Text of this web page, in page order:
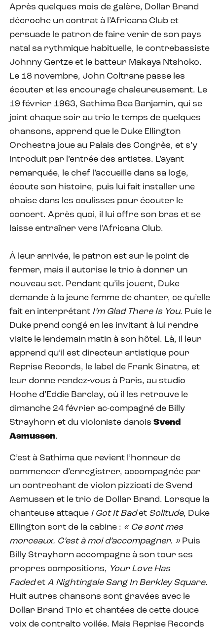
Après quelques mois de galère, Dollar Brand
décroche un contrat à l’Africana Club et
persuade le patron de faire venir de son pays
natal sa rythmique habituelle, le contrebassiste
Johnny Gertze et le batteur Makaya Ntshoko.
Le 18 novembre, John Coltrane passe les
écouter et les encourage chaleureusement. Le
19 février 1963, Sathima Bea Banjamin, qui se
joint chaque soir au trio le temps de quelques
chansons, apprend que le Duke Ellington
Orchestra joue au Palais des Congrès, et s’y
introduit par l’entrée des artistes. L’ayant
remarquée, le chef l’accueille dans sa loge,
écoute son histoire, puis lui fait installer une
chaise dans les coulisses pour écouter le
concert. Après quoi, il lui offre son bras et se
laisse entraîner vers l’Africana Club.
À leur arrivée, le patron est sur le point de
fermer, mais il autorise le trio à donner un
nouveau set. Pendant qu’ils jouent, Duke
demande à la jeune femme de chanter, ce qu’elle
fait en interprétant I’m Glad There Is You. Puis le
Duke prend congé en les invitant à lui rendre
visite le lendemain matin à son hôtel. Là, il leur
apprend qu’il est directeur artistique pour
Reprise Records, le label de Frank Sinatra, et
leur donne rendez-vous à Paris, au studio
Hoche d’Eddie Barclay, où il les retrouve le
dimanche 24 février ac-compagné de Billy
Strayhorn et du violoniste danois Svend
Asmussen.
C’est à Sathima que revient l’honneur de
commencer d’enregistrer, accompagnée par
un contrechant de violon pizzicati de Svend
Asmussen et le trio de Dollar Brand. Lorsque la
chanteuse attaque I Got It Badet Solitude, Duke
Ellington sort de la cabine : « Ce sont mes
morceaux. C’est à moi d’accompagner. » Puis
Billy Strayhorn accompagne à son tour ses
propres compositions, Your Love Has
Fadedet A Nightingale Sang In Berkley Square.
Huit autres chansons sont gravées avec le
Dollar Brand Trio et chantées de cette douce
voix de contralto voilée. Mais Reprise Records